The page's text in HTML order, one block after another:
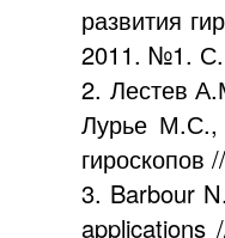
развития
2011. №1.
2. Лестев
Лурье М.С.,
3. Barbour
applications